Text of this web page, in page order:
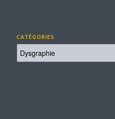
CATÉGORIES
Catégories